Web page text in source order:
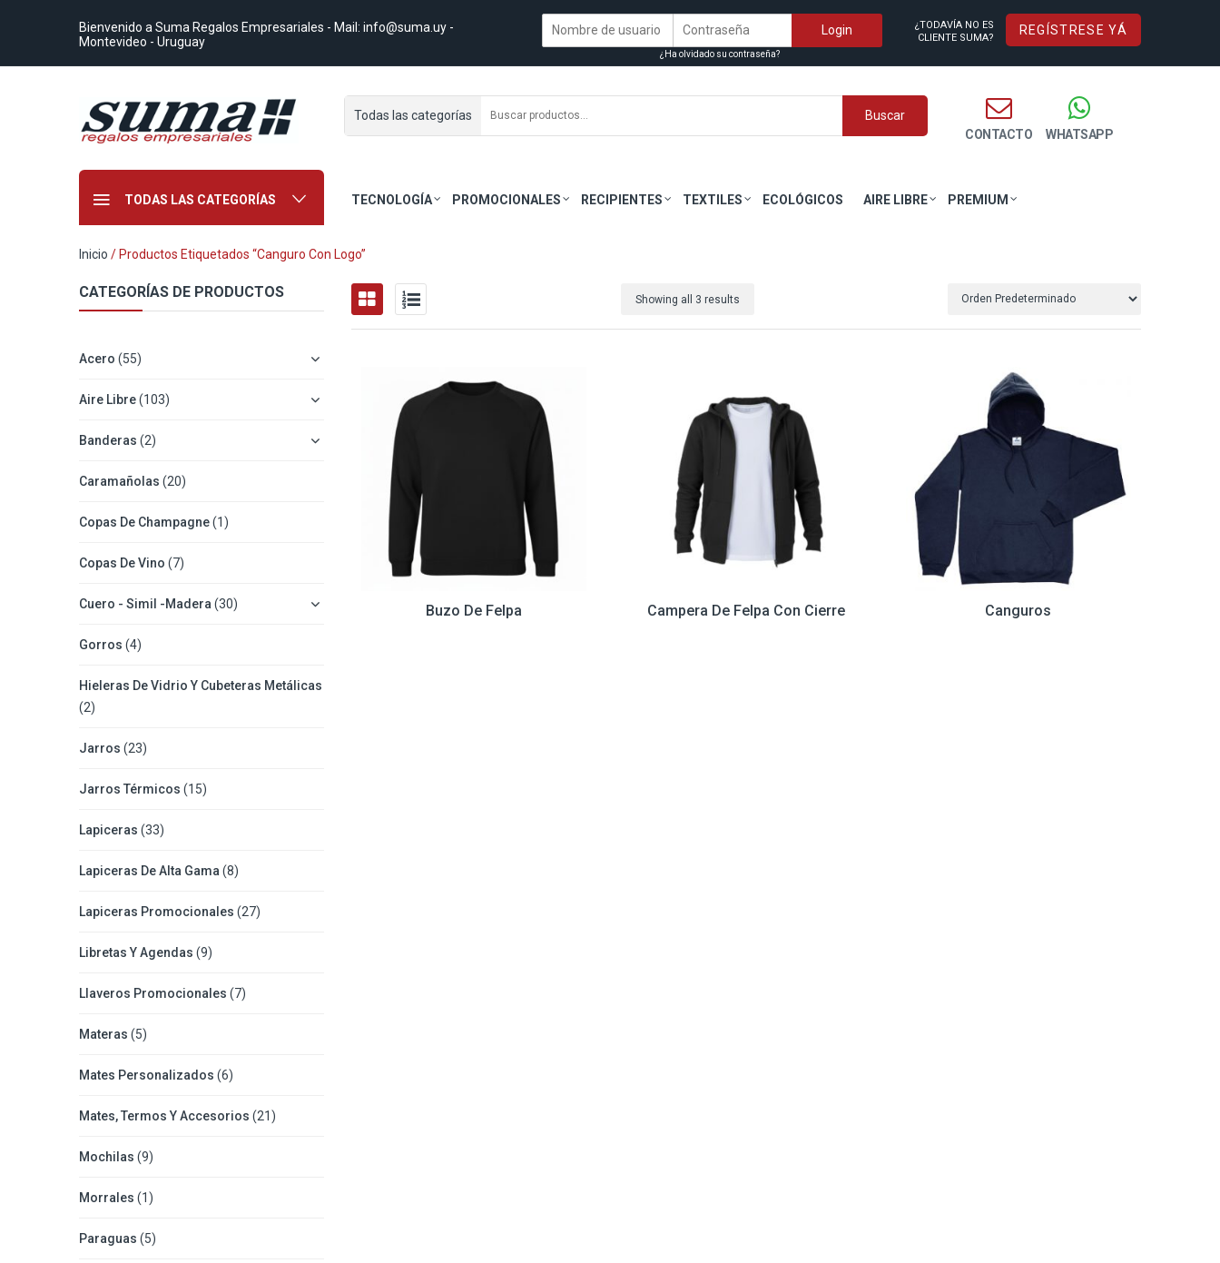
Bienvenido a Suma Regalos Empresariales - Mail: info@suma.uy -
Montevideo - Uruguay
¿Ha olvidado su contraseña?
¿TODAVÍA NO ES
CLIENTE SUMA?
REGÍSTRESE YÁ
WHATSAPP
CONTACTO
Todas las categorías Buscar
TODAS LAS CATEGORÍAS TECNOLOGÍA PROMOCIONALES RECIPIENTES TEXTILES ECOLÓGICOS AIRE LIBRE PREMIUM
Inicio / Productos Etiquetados “canguro Con Logo”
CATEGORÍAS DE PRODUCTOS
Acero (55)
Aire Libre(103)
Banderas (2)
Caramañolas (20)
Copas De Champagne(1)
Copas De Vino (7)
Cuero - Simil -Madera (30)
Gorros (4)
Hieleras De Vidrio Y Cubeteras Metálicas
(2)
Jarros (23)
Jarros Térmicos (15)
Lapiceras (33)
Lapiceras De Alta Gama (8)
Lapiceras Promocionales (27)
Libretas Y Agendas (9)
Llaveros Promocionales (7)
Materas (5)
Mates Personalizados (6)
Mates, Termos Y Accesorios (21)
Mochilas (9)
Morrales (1)
Paraguas (5)
Showing all 3 results
Buzo De Felpa Campera De Felpa Con Cierre Canguros